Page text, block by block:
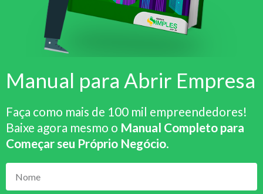
Manual para Abrir Empresa
Faça como mais de 100 mil empreendedores!
Baixe agora mesmo o Manual Completo para
Começar seu Próprio Negócio.